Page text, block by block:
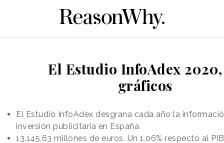
El Estudio InfoAdex
gráficos
El Estudio InfoAdex desgrana cada año la
inversión publicitaria en España
13.145,63 millones de euros. Un 1,06% respecto al